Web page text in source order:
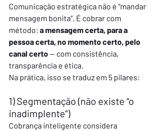
Comunicação estratégica não é “mandar
mensagem bonita”. É cobrar com
método: a mensagem certa, para a
pessoa certa, no momento certo, pelo
canal certo — com consistência,
transparência e ética.
Na prática, isso se traduz em 5 pilares:
1) Segmentação (não existe “o
inadimplente”)
Cobrança inteligente considera